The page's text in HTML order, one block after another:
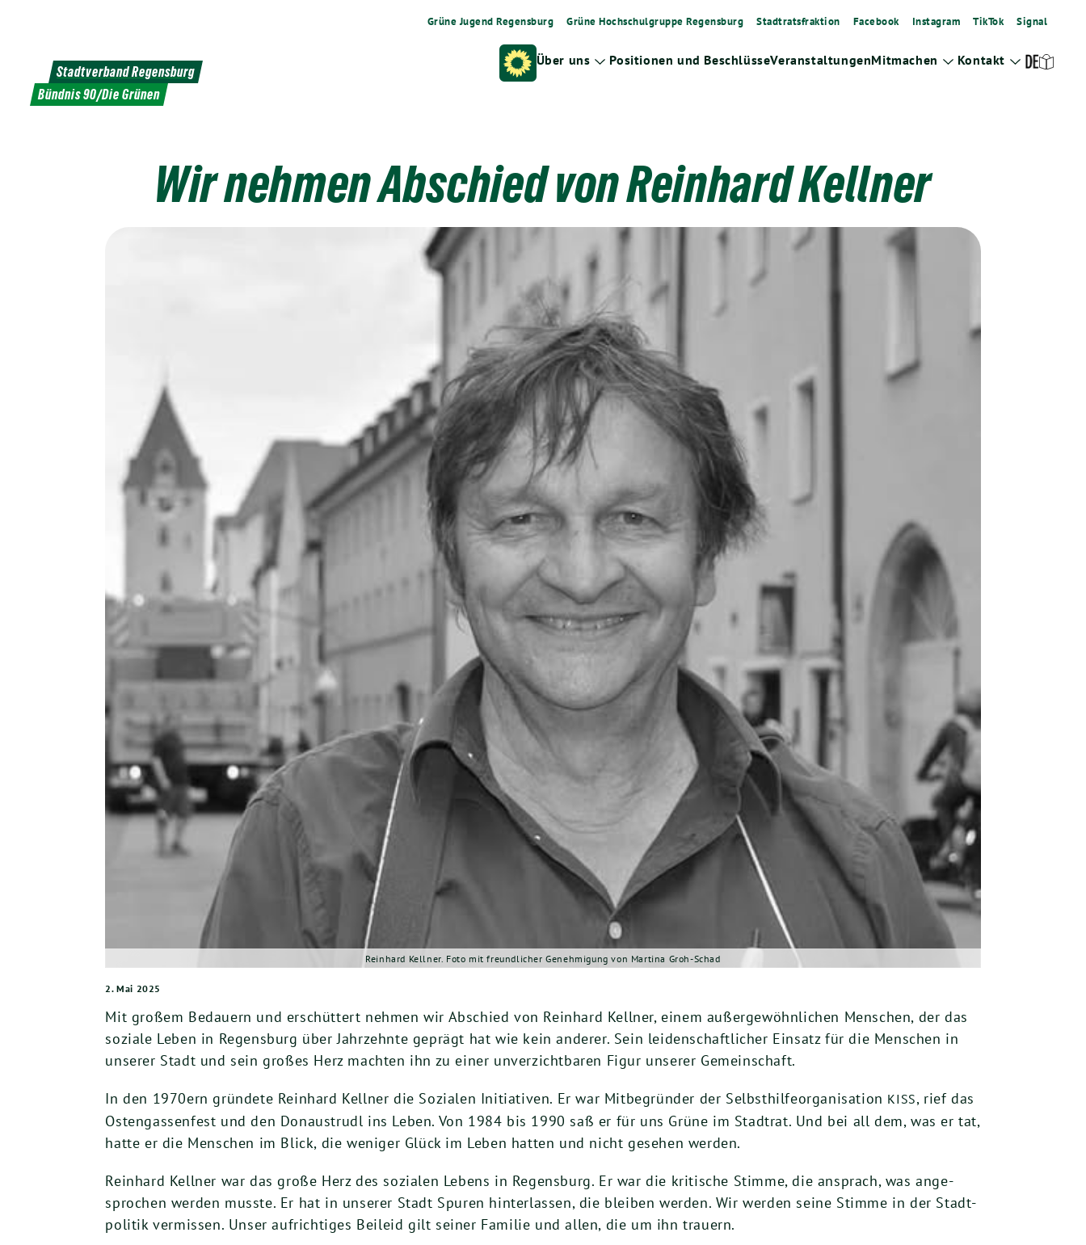
Grüne Jugend Regensburg Grüne Hochschulgruppe Regensburg Stadtratsfraktion Facebook Instagram TikTok Signal
Stadtverband Regensburg
Bündnis 90/Die Grünen
Über uns Zeige
Positionen und BeschlüsseVeranstaltungenMitmachen
Zeige
Kontakt Zeige
Wir nehmen Abschied von Reinhard Kellner
Reinhard Kellner. Foto mit freundlicher Genehmigung von Martina Groh-Schad
2. Mai 2025
Mit gro­ßem Bedau­ern und erschüt­tert neh­men wir Abschied von Rein­hard Kell­ner, einem außer­ge­wöhn­li­chen Men­schen, der das
sozia­le Leben in Regens­burg über Jahr­zehn­te geprägt hat wie kein ande­rer. Sein lei­den­schaft­li­cher Ein­satz für die Men­schen in
unse­rer Stadt und sein gro­ßes Herz mach­ten ihn zu einer unver­zicht­ba­ren Figur unse­rer Gemeinschaft.
In den 1970ern grün­de­te Rein­hard Kell­ner die Sozia­len Initia­ti­ven. Er war Mit­be­grün­der der Selbst­hil­fe­or­ga­ni­sa­ti­on KISS, rief das
Osten­gas­sen­fest und den Donau­strudl ins Leben. Von 1984 bis 1990 saß er für uns Grü­ne im Stadt­rat. Und bei all dem, was er tat,
hat­te er die Men­schen im Blick, die weni­ger Glück im Leben hat­ten und nicht gese­hen werden.
Rein­hard Kell­ner war das gro­ße Herz des sozia­len Lebens in Regens­burg. Er war die kri­ti­sche Stim­me, die ansprach, was ange­
spro­chen wer­den muss­te. Er hat in unse­rer Stadt Spu­ren hin­ter­las­sen, die blei­ben wer­den. Wir wer­den sei­ne Stim­me in der Stadt­
po­li­tik ver­mis­sen. Unser auf­rich­ti­ges Bei­leid gilt sei­ner Fami­lie und allen, die um ihn trauern.